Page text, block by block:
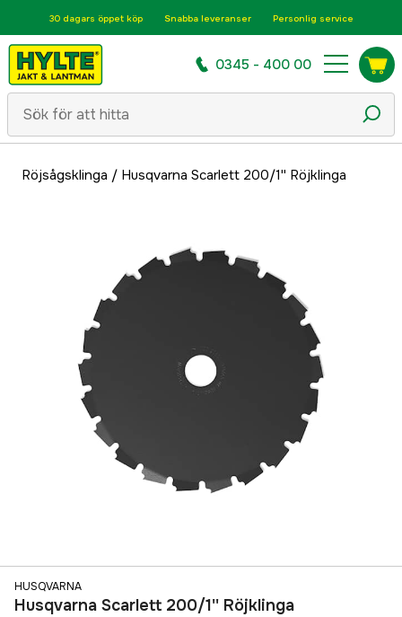
30 dagars öppet köp Snabba leveranser Personlig service
0345 - 400 00
Röjsågsklinga / Husqvarna Scarlett 200/1'' Röjklinga
HUSQVARNA
Husqvarna Scarlett 200/1'' Röjklinga